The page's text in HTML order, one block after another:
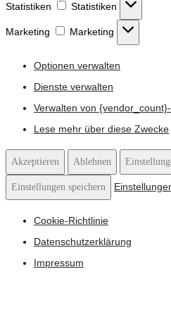
Statistiken Statistiken
Marketing Marketing
Optionen verwalten
Dienste verwalten
Verwalten von
Lese mehr über diese Zwecke
Akzeptieren Ablehnen
Einstellungen speichern
Cookie-Richtlinie
Datenschutzerklärung
Impressum